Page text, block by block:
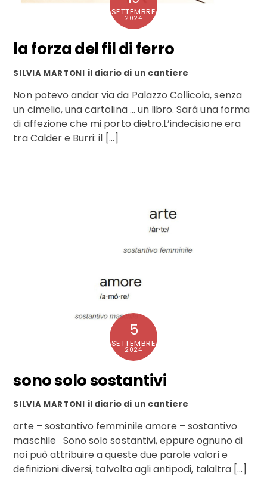
SETTEMBRE
2024
la forza del fil di ferro
SILVIA MARTONI il diario di un cantiere
Non potevo andar via da Palazzo Collicola, senza
un cimelio, una cartolina … un libro. Sarà una forma
di affezione che mi porto dietro.L’indecisione era
tra Calder e Burri: il […]
5
SETTEMBRE
2024
sono solo sostantivi
SILVIA MARTONI il diario di un cantiere
arte – sostantivo femminile amore – sostantivo
maschile Sono solo sostantivi, eppure ognuno di
noi può attribuire a queste due parole valori e
definizioni diversi, talvolta agli antipodi, talaltra […]